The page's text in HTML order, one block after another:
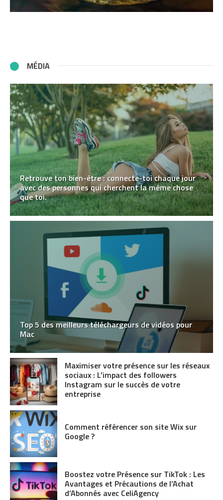
MÉDIA
Retrouve ton bien-être : connecte-toi chaque jour
avec des personnes qui cherchent la même chose
que toi.
Top 5 des meilleurs téléchargeurs de vidéos pour
Mac
Maximiser votre présence sur les réseaux
sociaux : L’impact des followers
Instagram sur le succès de votre
entreprise
Comment référencer son site Wix sur
Google ?
Boostez votre Présence sur TikTok : Les
Avantages et Précautions de l’Achat
d’Abonnés avec CeliAgency